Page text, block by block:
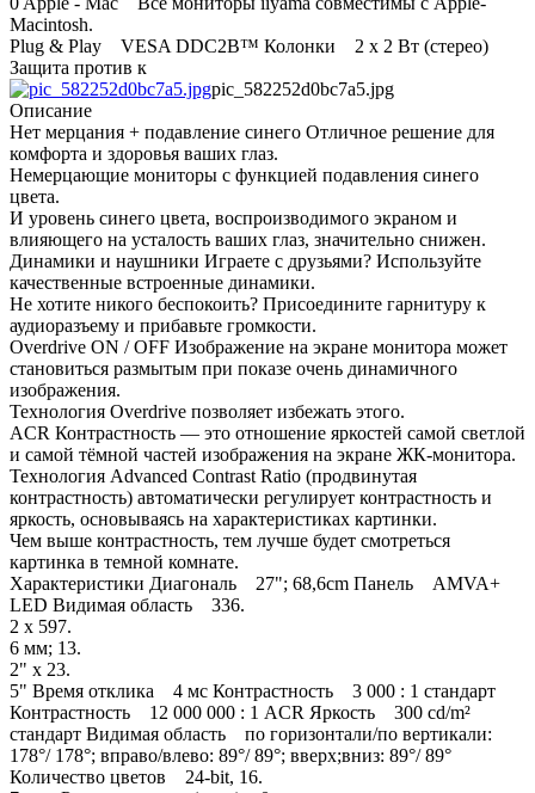
Macintosh.
Plug & Play VESA DDC2B™ Колонки 2 x 2 Вт (стерео)
Защита против к
pic_582252d0bc7a5.jpg
Описание
Нет мерцания + подавление синего Отличное решение для
комфорта и здоровья ваших глаз.
Немерцающие мониторы с функцией подавления синего
цвета.
И уровень синего цвета, воспроизводимого экраном и
влияющего на усталость ваших глаз, значительно снижен.
Динамики и наушники Играете с друзьями? Используйте
качественные встроенные динамики.
Не хотите никого беспокоить? Присоедините гарнитуру к
аудиоразъему и прибавьте громкости.
Overdrive ON / OFF Изображение на экране монитора может
становиться размытым при показе очень динамичного
изображения.
Технология Overdrive позволяет избежать этого.
ACR Контрастность ― это отношение яркостей самой светлой
и самой тёмной частей изображения на экране ЖК-монитора.
Технология Advanced Contrast Ratio (продвинутая
контрастность) автоматически регулирует контрастность и
яркость, основываясь на характеристиках картинки.
Чем выше контрастность, тем лучше будет смотреться
картинка в темной комнате.
Характеристики Диагональ 27"; 68,6cm Панель AMVA+
LED Видимая область 336.
2 x 597.
6 мм; 13.
2" x 23.
5" Время отклика 4 мс Контрастность 3 000 : 1 стандарт
Контрастность 12 000 000 : 1 ACR Яркость 300 cd/m²
стандарт Видимая область по горизонтали/по вертикали:
178°/ 178°; вправо/влево: 89°/ 89°; вверх;вниз: 89°/ 89°
Количество цветов 24-bit, 16.